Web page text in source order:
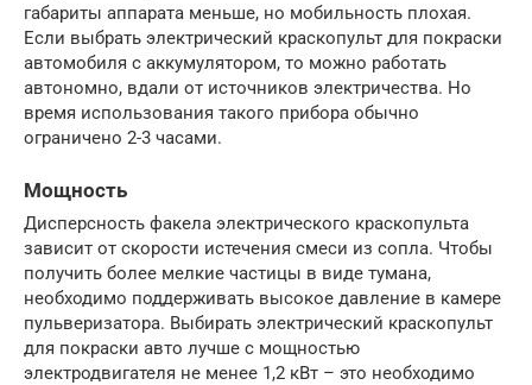
габариты аппарата меньше, но мобильность плохая.
Если выбрать электрический краскопульт для покраски
автомобиля с аккумулятором, то можно работать
автономно, вдали от источников электричества. Но
время использования такого прибора обычно
ограничено 2-3 часами.
Мощность
Дисперсность факела электрического краскопульта
зависит от скорости истечения смеси из сопла. Чтобы
получить более мелкие частицы в виде тумана,
необходимо поддерживать высокое давление в камере
пульверизатора. Выбирать электрический краскопульт
для покраски авто лучше с мощностью
электродвигателя не менее 1,2 кВт – это необходимо